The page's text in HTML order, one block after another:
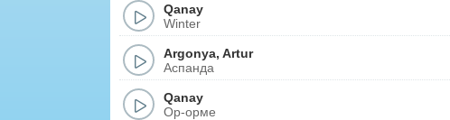
Qanay
Winter
Argonya, Artur
Аспанда
Qanay
Ор-орме